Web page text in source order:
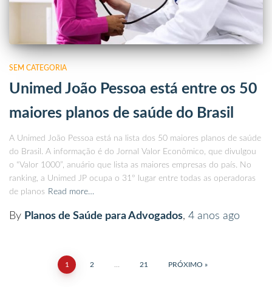
SEM CATEGORIA
Unimed João Pessoa está entre os 50
maiores planos de saúde do Brasil
A Unimed João Pessoa está na lista dos 50 maiores planos de saúde
do Brasil. A informação é do Jornal Valor Econômico, que divulgou
o “Valor 1000”, anuário que lista as maiores empresas do país. No
ranking, a Unimed JP ocupa o 31º lugar entre todas as operadoras
de planos Read more…
By Planos de Saúde para Advogados, 4 anos ago
1 2 21 PRÓXIMO